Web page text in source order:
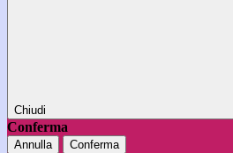
Chiudi
Conferma
Annulla Conferma